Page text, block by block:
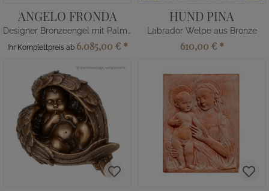
ANGELO FRONDA
Designer Bronzeengel mit Palmwedel
Ihr Komplettpreis ab 6.085,00 € *
HUND PINA
Labrador Welpe aus Bronze
610,00 € *